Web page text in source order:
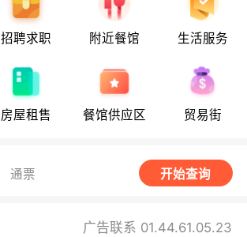
招聘求职 附近餐馆 生活服务
房屋租售 餐馆供应区 贸易街
通票 开始查询
广告联系 01.44.61.05.23